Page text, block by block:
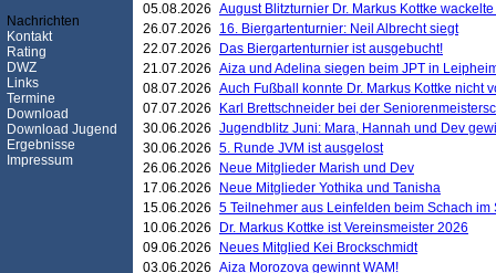
Nachrichten
Kontakt
Rating
DWZ
Links
Termine
Download
Download Jugend
Ergebnisse
Impressum
05.08.2026 August Blitzturnier Dr. Markus Kottke
26.07.2026
16. Biergartenturnier: Neil Albrecht siegt
22.07.2026
Das Biergartenturnier ist ausgebucht!
21.07.2026 Aiza und Adelina siegen beim JPT in
08.07.2026 Auch Fußball konnte Dr. Markus Kottke nicht
07.07.2026
Karl Brettschneider bei der
30.06.2026 Jugendblitz Juni: Mara, Hannah und Dev
30.06.2026 5. Runde JVM ist ausgelost
26.06.2026
Neue Mitglieder Marish und Dev
17.06.2026
Neue Mitglieder Yothika und Tanisha
15.06.2026 5 Teilnehmer aus Leinfelden beim Schach
10.06.2026
Dr. Markus Kottke ist Vereinsmeister 2026
09.06.2026
Neues Mitglied Kei Brockschmidt
03.06.2026 Aiza Morozova gewinnt WAM!